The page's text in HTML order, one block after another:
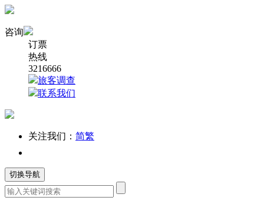
咨询
订票
热线
3216666
旅客调查
联系我们
关注我们： 简繁
切换导航